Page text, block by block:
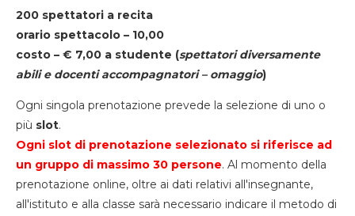
200 spettatori a recita
orario spettacolo – 10,00
costo – € 7,00 a studente (spettatori diversamente
abili e docenti accompagnatori – omaggio)
Ogni singola prenotazione prevede la selezione di uno o
più slot.
Ogni slot di prenotazione selezionato si riferisce ad
un gruppo di massimo 30 persone. Al momento della
prenotazione online, oltre ai dati relativi all'insegnante,
all'istituto e alla classe sarà necessario indicare il metodo di